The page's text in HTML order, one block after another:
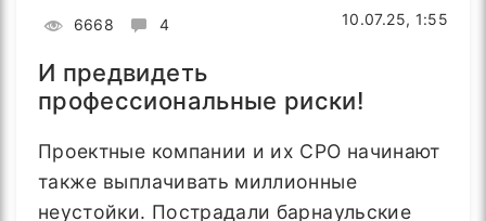
6668 4 10.07.25, 1:55
И предвидеть
профессиональные риски!
Проектные компании и их СРО начинают
также выплачивать миллионные
неустойки. Пострадали барнаульские